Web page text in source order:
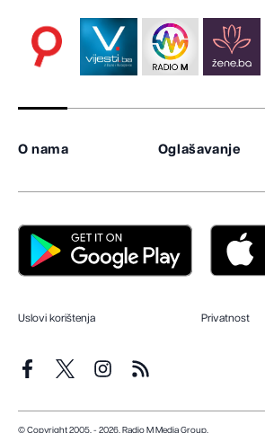
O nama Oglašavanje
Uslovi korištenja Privatnost
© Copyright 2005. - 2026. Radio M Media Group.